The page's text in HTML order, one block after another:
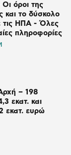
όροι της
και το δύσκολο
τις ΗΠΑ - Όλες
πληροφορίες
– 198
εκατ. και
εκατ. ευρώ